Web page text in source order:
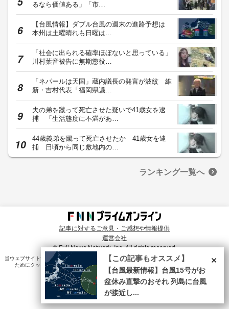
るなら価値ある」「市…
【台風情報】ダブル台風の週末の進路予想は
本州は土曜晴れも日曜は…
「社会に出られる確率ほぼないと思っている」
川村葉音被告に無期懲役…
「ネパールは天国」蔵内議長の発言が波紋 維
新・吉村代表「福岡県議…
夫の弟を蹴って死亡させた疑いで41歳女を逮
捕 「生活態度に不満があ…
44歳義弟を蹴って死亡させたか 41歳女を逮
捕 日頃から同じ敷地内の…
ランキング一覧へ
記事に対するご意見・ご感想や情報提供
運営会社
© Fuji News Network, Inc. All rights reserved.
当ウェブサイトでは、ユーザのニーズ・興味・関⼼に合致したコンテンツや広告配信を提供する
ためにクッキーを使⽤しています。詳細は、
プライバシーポリシー をご確認ください。×
【この記事もオススメ】
【台風最新情報】台風15号がお
盆休み直撃のおそれ 列島に台風
が接近し...